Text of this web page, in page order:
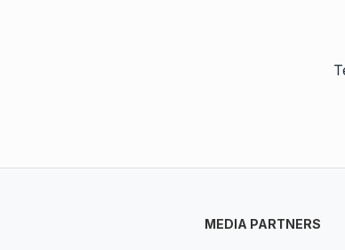
MEDIA PARTNERS